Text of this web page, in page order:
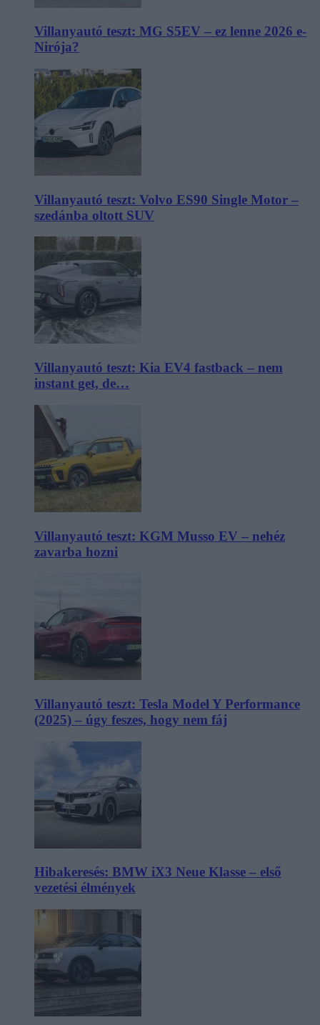
Villanyautó teszt: MG S5EV – ez lenne 2026 e-
Nirója?
Villanyautó teszt: Volvo ES90 Single Motor –
szedánba oltott SUV
Villanyautó teszt: Kia EV4 fastback – nem
instant get, de…
Villanyautó teszt: KGM Musso EV – nehéz
zavarba hozni
Villanyautó teszt: Tesla Model Y Performance
(2025) – úgy feszes, hogy nem fáj
Hibakeresés: BMW iX3 Neue Klasse – első
vezetési élmények